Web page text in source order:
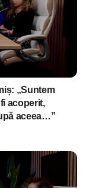
„Suntem
acoperit,
aceea…”